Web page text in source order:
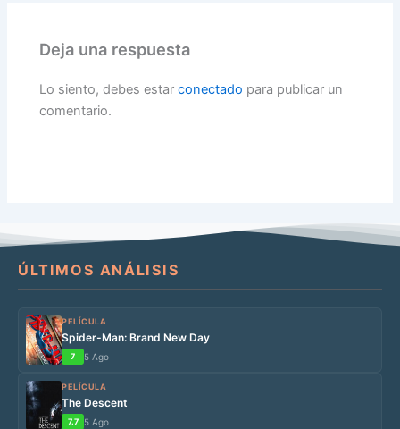
Deja una respuesta
Lo siento, debes estarconectado para publicar un
comentario.
ÚLTIMOS ANÁLISIS
PELÍCULA
Spider-Man: Brand New Day
7 5 Ago
PELÍCULA
The Descent
7.7 5 Ago